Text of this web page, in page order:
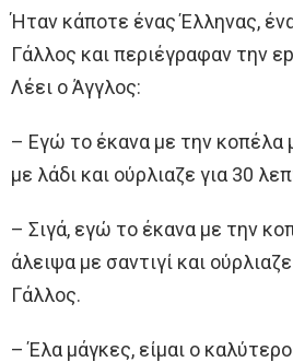
Ήταν κάποτε ένας Έλληνας,
Γάλλος και περιέγραφαν την
Λέει ο Άγγλος:
– Εγώ το έκανα με την κοπέλα
με λάδι και ούρλιαζε για 30
– Σιγά, εγώ το έκανα με την
άλειψα με σαντιγί και ούρλιαζε
Γάλλος.
– Έλα μάγκες, είμαι ο